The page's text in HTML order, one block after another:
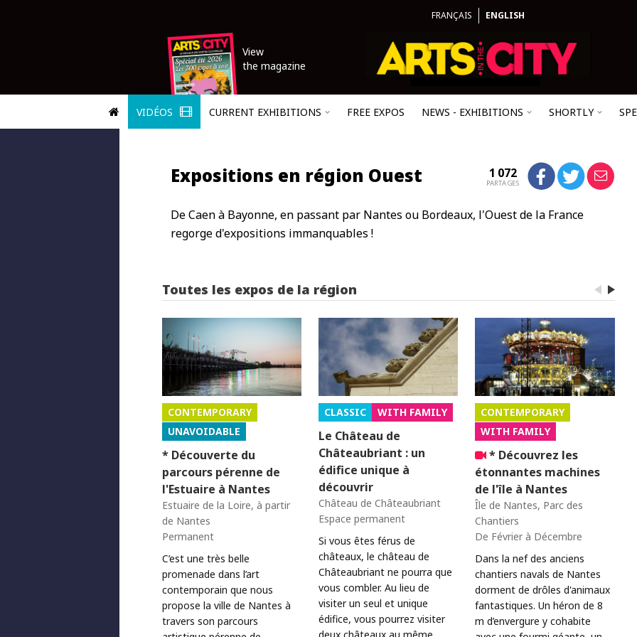
FRANÇAIS ENGLISH
View
the magazine
VIDÉOS CURRENT EXHIBITIONS FREE EXPOS NEWS - EXHIBITIONS SHORTLY
Expositions en région Ouest 1 072
PARTAGES
De Caen à Bayonne, en passant par Nantes ou Bordeaux, l'Ouest de la France
regorge d'expositions immanquables !
Toutes les expos de la région
CONTEMPORARY
UNAVOIDABLE
* Découverte du
parcours pérenne de
l'Estuaire à Nantes
Estuaire de la Loire, à partir
de Nantes
Permanent
C’est une très belle
promenade dans l’art
contemporain que nous
propose la ville de Nantes à
travers son parcours
CLASSIC WITH FAMILY
Le Château de
Châteaubriant : un
édifice unique à
découvrir
Château de Châteaubriant
Espace permanent
Si vous êtes férus de
châteaux, le château de
Châteaubriant ne pourra que
vous combler. Au lieu de
visiter un seul et unique
édifice, vous pourrez visiter
CONTEMPORARY
WITH FAMILY
* Découvrez les
étonnantes machines
de l'île à Nantes
Île de Nantes, Parc des
Chantiers
De Février à Décembre
Dans la nef des anciens
chantiers navals de Nantes
dorment de drôles d'animaux
fantastiques. Un héron de 8
m d’envergure y cohabite